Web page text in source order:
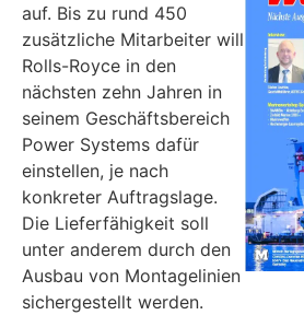
auf. Bis zu rund 450
zusätzliche Mitarbeiter will
Rolls-Royce in den
nächsten zehn Jahren in
seinem Geschäftsbereich
Power Systems dafür
einstellen, je nach
konkreter Auftragslage.
Die Lieferfähigkeit soll
unter anderem durch den
Ausbau von Montagelinien
sichergestellt werden.